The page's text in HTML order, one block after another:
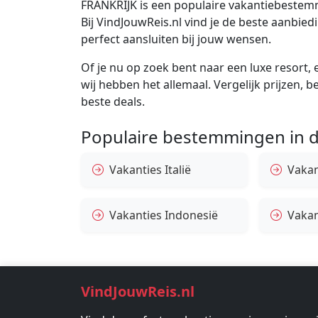
FRANKRIJK is een populaire
Bij VindJouwReis.nl vind je de beste
perfect aansluiten bij jouw wensen.
Of je nu op zoek bent naar een luxe
wij hebben het allemaal. Vergelijk prijzen,
beste deals.
Populaire bestemmingen in
Vakanties Italië
Vakanties Indonesië
VindJouwReis.nl